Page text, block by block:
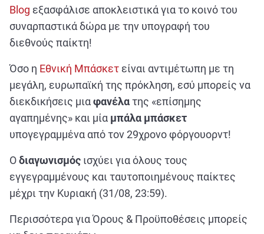
ΑΘΛΗΤΙΚΕΣ ΜΕΤΑΔΟΣΕΙΣ
Blog εξασφάλισε αποκλειστικά για το κοινό του
συναρπαστικά δώρα με την υπογραφή του
διεθνούς παίκτη!
Όσο η Εθνική Μπάσκετ είναι αντιμέτωπη με τη
μεγάλη, ευρωπαϊκή της πρόκληση, εσύ μπορείς να
διεκδικήσεις μιαφανέλατης «επίσημης
αγαπημένης» και μία μπάλα μπάσκετ
υπογεγραμμένα από τον 29χρονο φόργουορντ!
Οδιαγωνισμός ισχύει για όλους τους
εγγεγραμμένους και ταυτοποιημένους παίκτες
μέχρι την Κυριακή (31/08, 23:59).
Περισσότερα για Όρους & Προϋποθέσεις μπορείς